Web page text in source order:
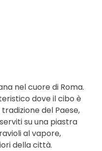
nel cuore di Roma.
dove il cibo è
del Paese,
su una piastra
al vapore,
della città.